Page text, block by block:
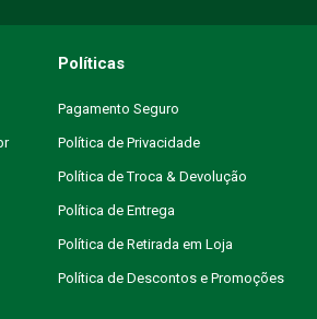
Políticas
Pagamento Seguro
Política de Privacidade
Política de Troca & Devolução
Política de Entrega
Política de Retirada em Loja
Política de Descontos e Promoções